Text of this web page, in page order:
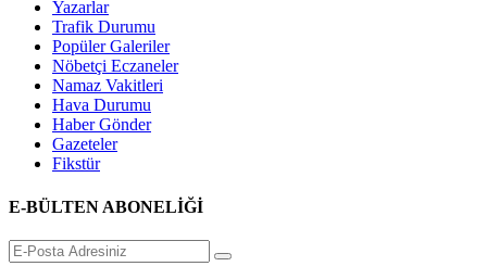
Yazarlar
Trafik Durumu
Popüler Galeriler
Nöbetçi Eczaneler
Namaz Vakitleri
Hava Durumu
Haber Gönder
Gazeteler
Fikstür
E-BÜLTEN ABONELİĞİ